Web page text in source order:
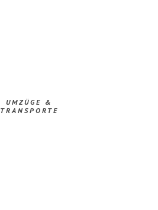
UMZÜGE &
TRANSPORTE